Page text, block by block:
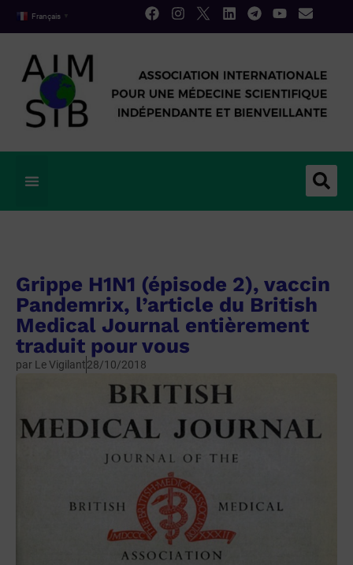
Français ▼
Grippe H1N1 (épisode 2), vaccin
Pandemrix, l’article du British
Medical Journal entièrement
traduit pour vous
par Le Vigilant28/10/2018